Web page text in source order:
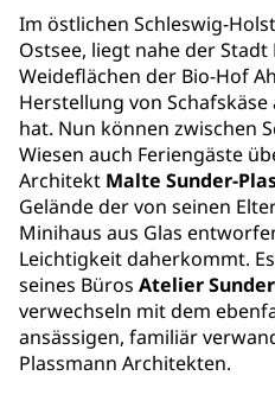
Im östlichen Schleswig-
Ostsee, liegt nahe der
Weideflächen der Bio-Hof
Herstellung von
hat. Nun können zwischen
Wiesen auch Feriengäste
Architekt Malte Sunder-
Gelände der von seinen
Minihaus aus Glas
Leichtigkeit daherkommt.
seines Büros Atelier
verwechseln mit dem
ansässigen, familiär
Plassmann Architekten.